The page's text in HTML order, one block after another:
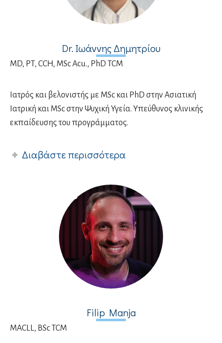
Dr. Ιωάννης Δημητρίου
MD, PT, CCH, MSc Acu., PhD TCM
Ιατρός και βελονιστής με MSc και PhD στην Ασιατική
Ιατρική και MSc στην Ψυχική Υγεία. Υπεύθυνος κλινικής
εκπαίδευσης του προγράμματος.
Διαβάστε περισσότερα
Filip Manja
MACLL, BSc TCM